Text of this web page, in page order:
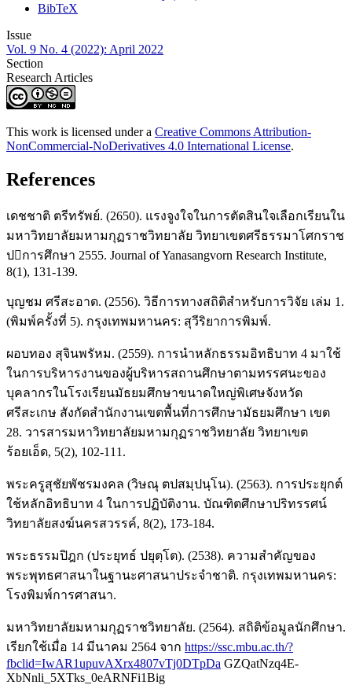
BibTeX
Issue
Vol. 9 No. 4 (2022): April 2022
Section
Research Articles
This work is licensed under a Creative Commons Attribution-
NonCommercial-NoDerivatives 4.0 International License.
References
เดชชาติ ตรีทรัพย์. (2650). แรงจูงใจในการตัดสินใจเลือกเรียนใน
มหาวิทยาลัยมหามกุฏราชวิทยาลัย วิทยาเขตศรีธรรมาโศกราช
ปการศึกษา 2555. Journal of Yanasangvorn Research Institute,
8(1), 131-139.
บุญชม ศรีสะอาด. (2556). วิธีการทางสถิติสำหรับการวิจัย เล่ม 1.
(พิมพ์ครั้งที่ 5). กรุงเทพมหานคร: สุวีริยาการพิมพ์.
ผอบทอง สุจินพรัหม. (2559). การนำหลักธรรมอิทธิบาท 4 มาใช้
ในการบริหารงานของผู้บริหารสถานศึกษาตามทรรศนะของ
บุคลากรในโรงเรียนมัธยมศึกษาขนาดใหญ่พิเศษจังหวัด
ศรีสะเกษ สังกัดสำนักงานเขตพื้นที่การศึกษามัธยมศึกษา เขต
28. วารสารมหาวิทยาลัยมหามกุฏราชวิทยาลัย วิทยาเขต
ร้อยเอ็ด, 5(2), 102-111.
พระครูสุชัยพัชรมงคล (วิษณุ ตปสมฺปนฺโน). (2563). การประยุกต์
ใช้หลักอิทธิบาท 4 ในการปฏิบัติงาน. บัณฑิตศึกษาปริทรรศน์
วิทยาลัยสงฆ์นครสวรรค์, 8(2), 173-184.
พระธรรมปิฎก (ประยุทธ์ ปยุตฺโต). (2538). ความสำคัญของ
พระพุทธศาสนาในฐานะศาสนาประจำชาติ. กรุงเทพมหานคร:
โรงพิมพ์การศาสนา.
มหาวิทยาลัยมหามกุฏราชวิทยาลัย. (2564). สถิติข้อมูลนักศึกษา.
เรียกใช้เมื่อ 14 มีนาคม 2564 จาก https://ssc.mbu.ac.th/?
fbclid=IwAR1upuvAXrx4807vTj0DTpDa GZQatNzq4E-
XbNnli_5XTks_0eARNFi1Big